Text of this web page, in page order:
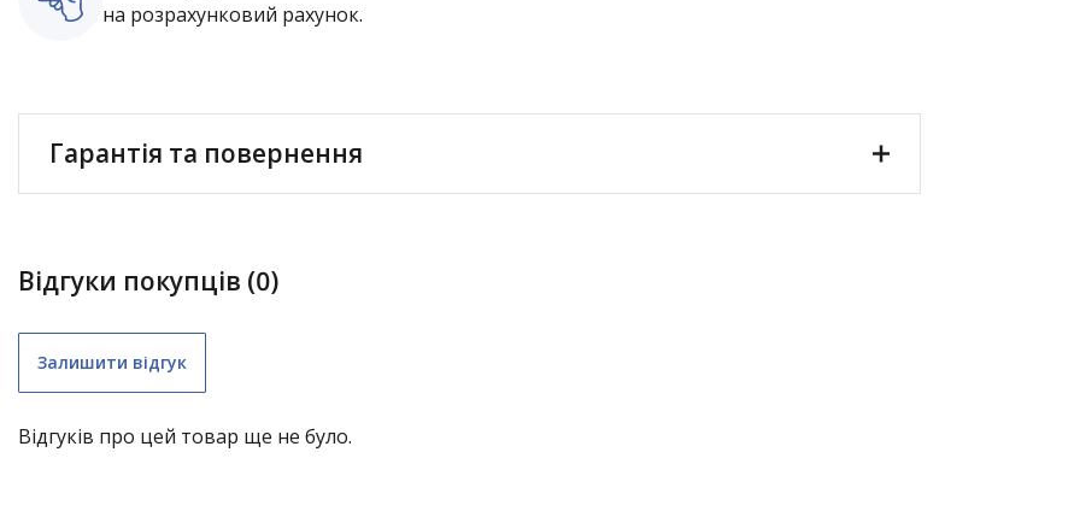
на розрахунковий рахунок.
Гарантія та повернення
складні меблі (крім «економ») – 1 рік;
Відгуки покупців (0)
Залишити відгук
Відгуків про цей товар ще не було.